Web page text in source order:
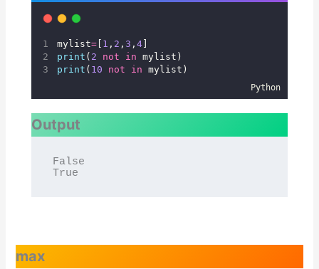
mylist=[ 1 , 2 , 3 , 4]
print ( 2 not in mylist)
print ( 10 not in mylist)
Python
Output
False
max